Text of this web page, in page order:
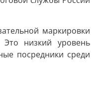
маркировки
низкий уровень
посредники среди